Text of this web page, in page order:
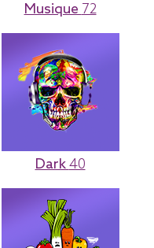
Musique 72
Dark40